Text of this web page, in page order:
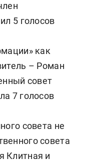
5 голосов
как
– Роман
совет
7 голосов
совета не
совета
Клитная и